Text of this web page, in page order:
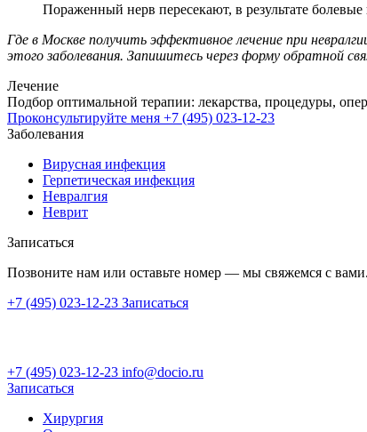
Пораженный нерв пересекают, в результате
Где в Москве получить эффективное лечение при
этого заболевания. Запишитесь через форму обратной
Лечение
Подбор оптимальной терапии: лекарства, процедуры,
Проконсультируйте меня +7 (495) 023-12-23
Заболевания
Вирусная инфекция
Герпетическая инфекция
Невралгия
Неврит
Записаться
Позвоните нам или оставьте номер — мы свяжемся с вами.
+7 (495) 023-12-23 Записаться
+7 (495) 023-12-23 info@docio.ru
Записаться
Хирургия